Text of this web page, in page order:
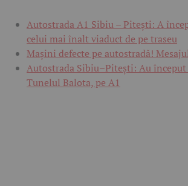
Autostrada A1 Sibiu – Pitești: A
celui mai înalt viaduct de pe traseu
Mașini defecte pe autostradă!
Autostrada Sibiu–Pitești: Au
Tunelul Balota, pe A1